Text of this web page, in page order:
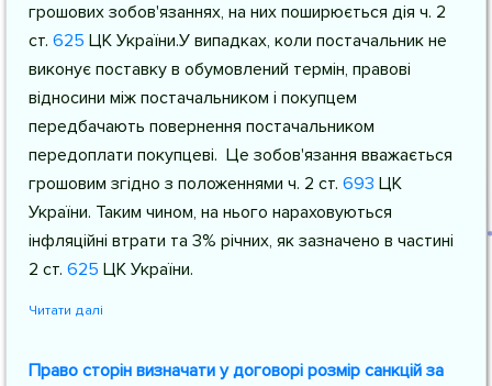
грошових зобов'язаннях, на них поширюється дія ч. 2
ст. 625 ЦК України.У випадках, коли постачальник не
виконує поставку в обумовлений термін, правові
відносини між постачальником і покупцем
передбачають повернення постачальником
передоплати покупцеві. Це зобов'язання вважається
грошовим згідно з положеннями ч. 2 ст. 693 ЦК
України. Таким чином, на нього нараховуються
інфляційні втрати та 3% річних, як зазначено в частині
2 ст. 625 ЦК України.
Читати далі
Право сторін визначати у договорі розмір санкцій за